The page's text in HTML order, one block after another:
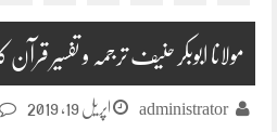
مولانا ابوبکر حنیف ترجمہ و تفسیر قرآن کلاس
administrator اپریل 19, 2019